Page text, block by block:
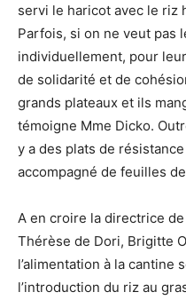
servi le haricot avec le riz
Parfois, si on ne veut pas
individuellement, pour
de solidarité et de
grands plateaux et ils
témoigne Mme Dicko.
y a des plats de
accompagné de feuilles
A en croire la directrice
Thérèse de Dori, Brigitte
l’alimentation à la cantine
l’introduction du riz au